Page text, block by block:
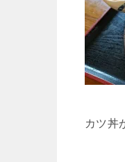
カツ丼